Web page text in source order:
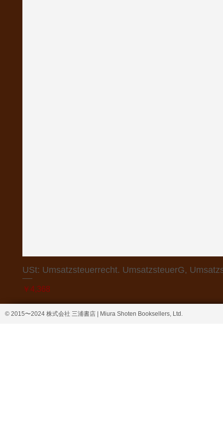
USt: Umsatzsteuerrecht. UmsatzsteuerG,
価格
￥4,368
© 2015〜2024 株式会社 三浦書店 | Miura Shoten Booksellers, Ltd.